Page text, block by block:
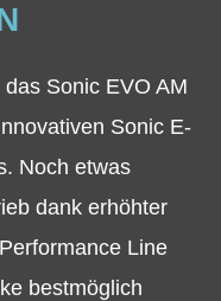
Sonic EVO AM
Sonic E-
Noch etwas
dank erhöhter
Line
bestmöglich